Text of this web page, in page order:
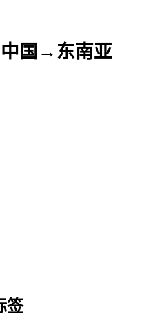
中国→东南亚
签